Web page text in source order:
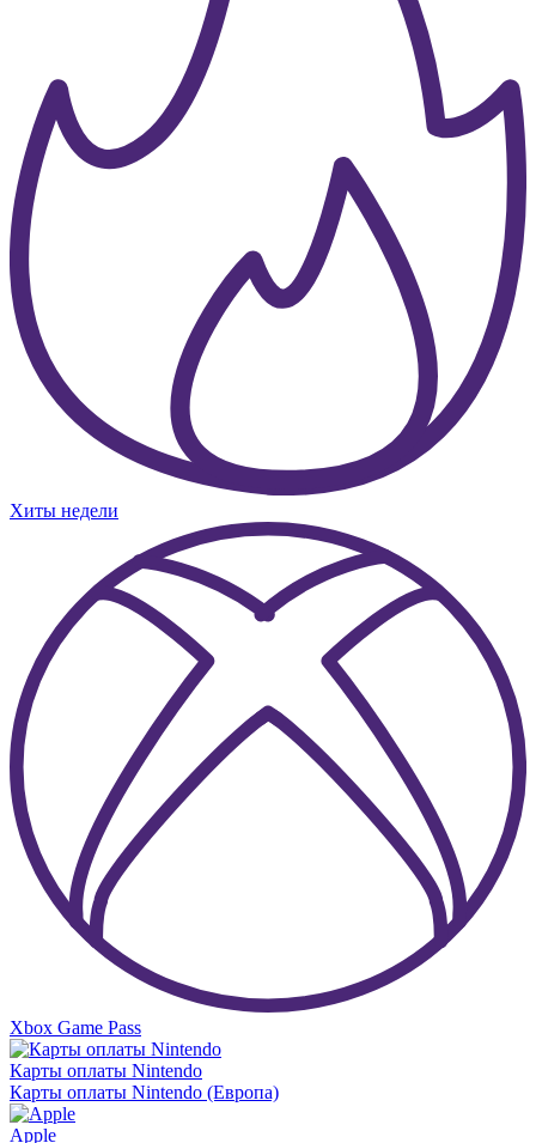
Хиты недели
Xbox Game Pass
Карты оплаты Nintendo
Карты оплаты Nintendo (Европа)
Apple